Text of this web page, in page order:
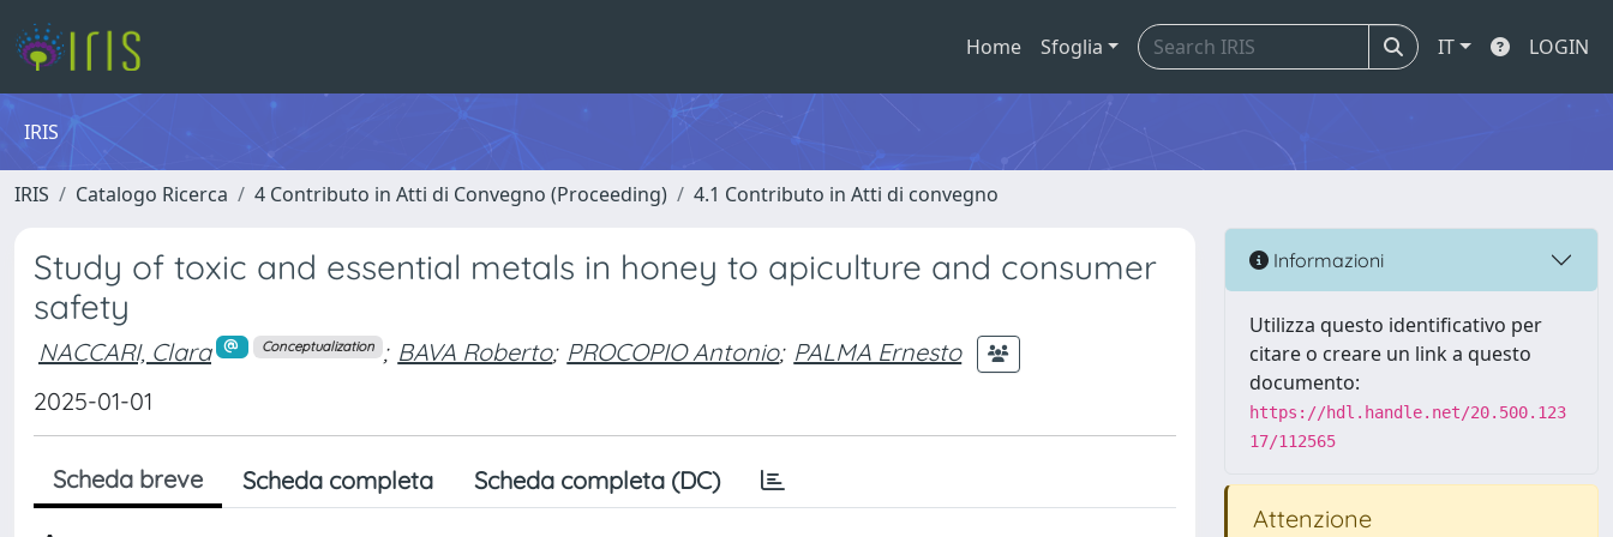
Home Sfoglia IT LOGIN
IRIS
IRIS Catalogo Ricerca 4 Contributo in Atti di Convegno (Proceeding) 4.1 Contributo in Atti di convegno
Study of toxic and essential metals in honey to apiculture and consumer
safety
NACCARI, Clara Conceptualization ; BAVA Roberto; PROCOPIO Antonio; PALMA Ernesto
2025-01-01
Scheda breve Scheda completa Scheda completa (DC)
Informazioni
Utilizza questo identificativo per
citare o creare un link a questo
documento:
https://hdl.handle.net/20.500.123
17/112565
Attenzione